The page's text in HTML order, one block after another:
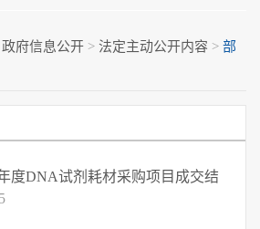
政府信息公开 > 法定主动公开内容 > 部
度DNA试剂耗材采购项目成交结